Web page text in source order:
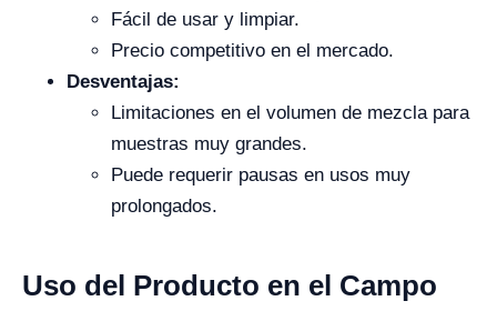
Fácil de usar y limpiar.
Precio competitivo en el mercado.
Desventajas:
Limitaciones en el volumen de mezcla para
muestras muy grandes.
Puede requerir pausas en usos muy
prolongados.
Uso del Producto en el Campo